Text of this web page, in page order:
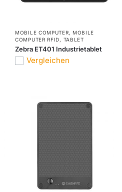
MOBILE COMPUTER, MOBILE
COMPUTER RFID, TABLET
Zebra ET401 Industrietablet
Vergleichen